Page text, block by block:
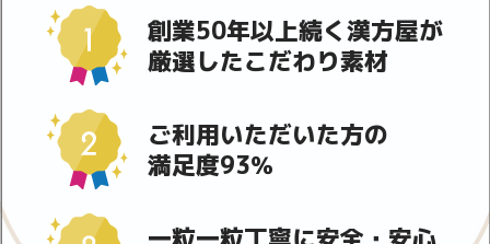
創業50年以上続く漢方屋が
厳選したこだわり素材
ご利用いただいた方の
満足度93％